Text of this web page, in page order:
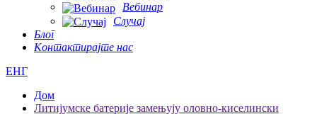
Вебинар
Случај
Блог
Контактирајте нас
ЕНГ
Дом
Литијумске батерије замењују оловно-киселински